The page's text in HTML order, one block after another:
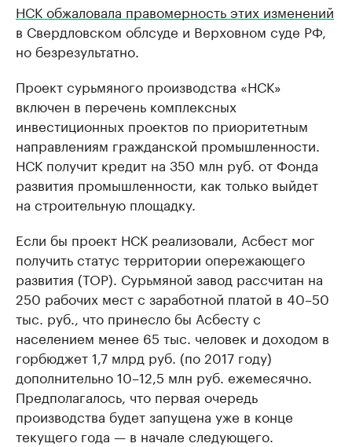
НСК обжаловала правомерность этих изменений
в Свердловском облсуде и Верховном суде РФ,
но безрезультатно.
Проект сурьмяного производства «НСК»
включен в перечень комплексных
инвестиционных проектов по приоритетным
направлениям гражданской промышленности.
НСК получит кредит на 350 млн руб. от Фонда
развития промышленности, как только выйдет
на строительную площадку.
Если бы проект НСК реализовали, Асбест мог
получить статус территории опережающего
развития (ТОР). Сурьмяной завод рассчитан на
250 рабочих мест с заработной платой в 40–50
тыс. руб., что принесло бы Асбесту с
населением менее 65 тыс. человек и доходом в
горбюджет 1,7 млрд руб. (по 2017 году)
дополнительно 10–12,5 млн руб. ежемесячно.
Предполагалось, что первая очередь
производства будет запущена уже в конце
текущего года — в начале следующего.